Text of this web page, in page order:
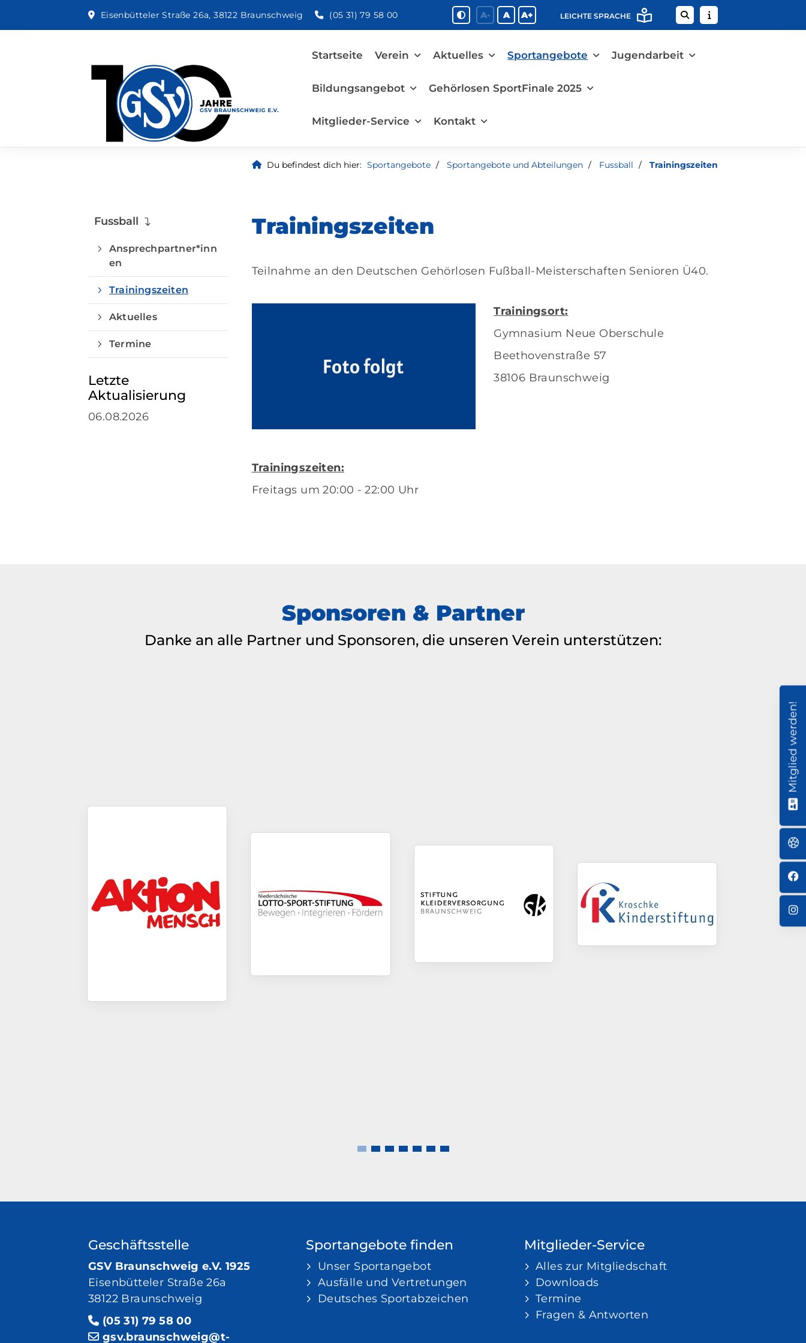
Eisenbütteler Straße 26a, 38122 Braunschweig (05 31) 79 58 00 A- A A+ LEICHTE SPRACHE
Startseite Verein Aktuelles Sportangebote Jugendarbeit
Bildungsangebot Gehörlosen SportFinale 2025
Mitglieder-Service Kontakt
Du befindest dich hier: Sportangebote Sportangebote und Abteilungen Fussball Trainingszeiten
Trainingszeiten
Teilnahme an den Deutschen Gehörlosen Fußball-Meisterschaften Senioren Ü40.
Trainingsort:
Gymnasium Neue Oberschule
Beethovenstraße 57
38106 Braunschweig
Trainingszeiten:
Freitags um 20:00 - 22:00 Uhr
Fussball
Ansprechpartner*inn
en
Trainingszeiten
Aktuelles
Termine
Letzte
Aktualisierung
06.08.2026
Sponsoren & Partner
Danke an alle Partner und Sponsoren, die unseren Verein unterstützen:
Geschäftsstelle
GSV Braunschweig e.V. 1925
Eisenbütteler Straße 26a
38122 Braunschweig
(05 31) 79 58 00
gsv.braunschweig@t-
Sportangebote finden
Unser Sportangebot
Ausfälle und Vertretungen
Deutsches Sportabzeichen
Mitglieder-Service
Alles zur Mitgliedschaft
Downloads
Termine
Fragen & Antworten
Mitglied werden!
Quicklinks
Sportangebote finden
Unser Sportangebot
Downloads
Fragen & Antworten